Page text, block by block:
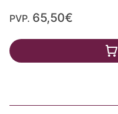
PVP. 65,50€